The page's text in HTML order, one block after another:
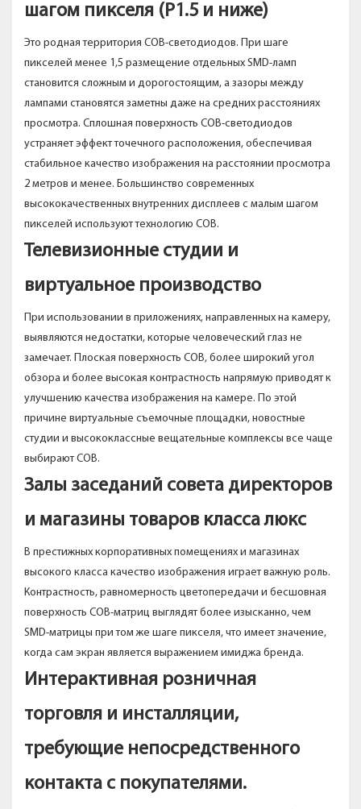
шагом пикселя (P1.5 и ниже)
Это родная территория COB-светодиодов. При шаге
пикселей менее 1,5 размещение отдельных SMD-ламп
становится сложным и дорогостоящим, а зазоры между
лампами становятся заметны даже на средних расстояниях
просмотра. Сплошная поверхность COB-светодиодов
устраняет эффект точечного расположения, обеспечивая
стабильное качество изображения на расстоянии просмотра
2 метров и менее. Большинство современных
высококачественных внутренних дисплеев с малым шагом
пикселей используют технологию COB.
Телевизионные студии и
виртуальное производство
При использовании в приложениях, направленных на камеру,
выявляются недостатки, которые человеческий глаз не
замечает. Плоская поверхность COB, более широкий угол
обзора и более высокая контрастность напрямую приводят к
улучшению качества изображения на камере. По этой
причине виртуальные съемочные площадки, новостные
студии и высококлассные вещательные комплексы все чаще
выбирают COB.
Залы заседаний совета директоров
и магазины товаров класса люкс
В престижных корпоративных помещениях и магазинах
высокого класса качество изображения играет важную роль.
Контрастность, равномерность цветопередачи и бесшовная
поверхность COB-матриц выглядят более изысканно, чем
SMD-матрицы при том же шаге пикселя, что имеет значение,
когда сам экран является выражением имиджа бренда.
Интерактивная розничная
торговля и инсталляции,
требующие непосредственного
контакта с покупателями.